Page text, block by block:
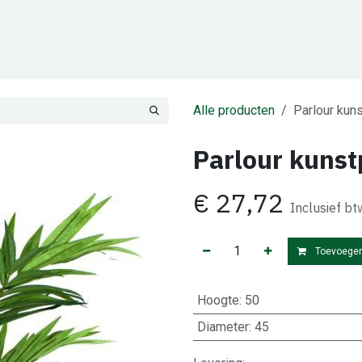
Alle producten Parlour
Parlour
€ 27,72 Inclusief
Hoogte: 50
Diameter: 45